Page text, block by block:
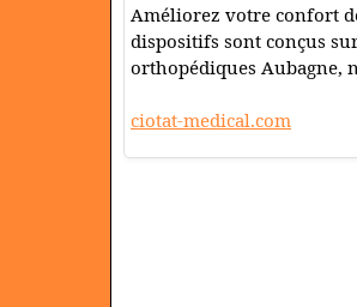
Améliorez votre confort
dispositifs sont conçus
orthopédiques Aubagne,
ciotat-medical.com